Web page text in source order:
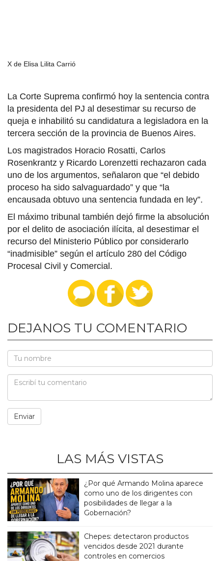
X de Elisa Lilita Carrió
La Corte Suprema confirmó hoy la sentencia contra
la presidenta del PJ al desestimar su recurso de
queja e inhabilitó su candidatura a legisladora en la
tercera sección de la provincia de Buenos Aires.
Los magistrados Horacio Rosatti, Carlos
Rosenkrantz y Ricardo Lorenzetti rechazaron cada
uno de los argumentos, señalaron que “el debido
proceso ha sido salvaguardado” y que “la
encausada obtuvo una sentencia fundada en ley”.
El máximo tribunal también dejó firme la absolución
por el delito de asociación ilícita, al desestimar el
recurso del Ministerio Público por considerarlo
“inadmisible” según el artículo 280 del Código
Procesal Civil y Comercial.
DEJANOS TU COMENTARIO
LAS MÁS VISTAS
¿Por qué Armando Molina aparece
como uno de los dirigentes con
posibilidades de llegar a la
Gobernación?
Chepes: detectaron productos
vencidos desde 2021 durante
controles en comercios